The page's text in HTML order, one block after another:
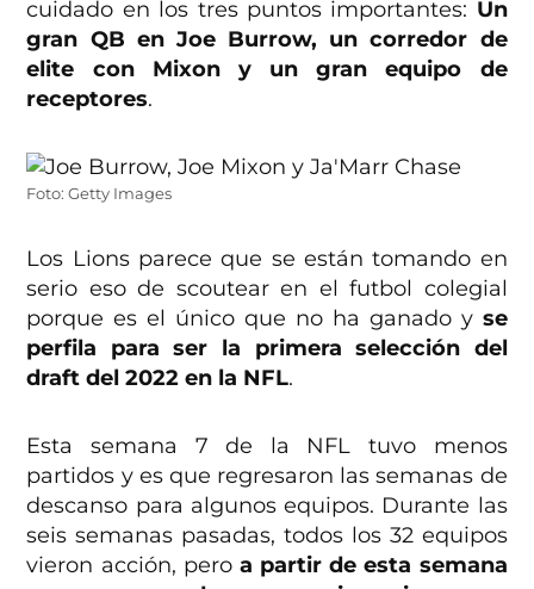
cuidado en los tres puntos importantes: Un
gran QB en Joe Burrow, un corredor de
elite con Mixon y un gran equipo de
receptores.
Foto: Getty Images
Los Lions parece que se están tomando en
serio eso de scoutear en el futbol colegial
porque es el único que no ha ganado yse
perfila para ser la primera selección del
draft del 2022 en la NFL.
Esta semana 7 de la NFL tuvo menos
partidos y es que regresaron las semanas de
descanso para algunos equipos. Durante las
seis semanas pasadas, todos los 32 equipos
vieron acción, pero a partir de esta semana